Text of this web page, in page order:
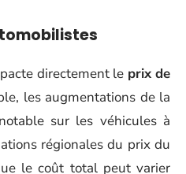
directement le prix de
les augmentations de la
sur les véhicules à
régionales du prix du
le coût total peut varier